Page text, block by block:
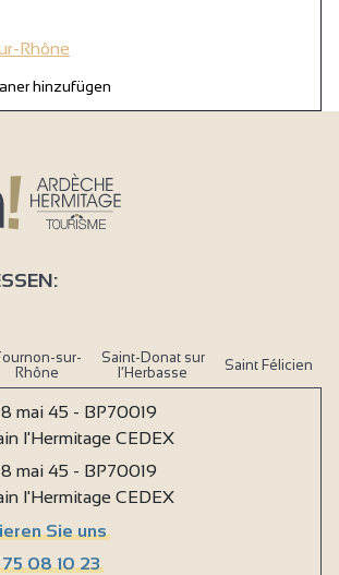
Rhône
hinzufügen
sur-
Rhône
Saint-Donat sur
l’Herbasse
Saint Félicien
mai 45 - BP70019
l'Hermitage CEDEX
mai 45 - BP70019
l'Hermitage CEDEX
Sie uns
08 10 23